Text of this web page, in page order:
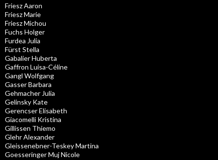
Friesz Aaron
Friesz Marie
Friesz Michou
Fuchs Holger
Furdea Julia
Fürst Stella
Gabalier Huberta
Gaffron Luisa-Céline
Gangl Wolfgang
Gasser Barbara
Gehmacher Julia
Gelinsky Kate
Gerencser Elisabeth
Giacomelli Kristina
Gillissen Thiemo
Glehr Alexander
Gleissenebner-Teskey Martina
Goesseringer Muj Nicole